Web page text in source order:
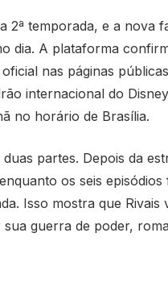
2ª temporada, e a nova
dia. A plataforma
nas páginas
internacional do
no horário de Brasília.
partes. Depois da
os seis episódios
Isso mostra que Rivais
guerra de poder,